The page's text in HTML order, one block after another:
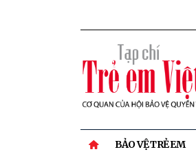
BẢO VỆ TRẺ EM